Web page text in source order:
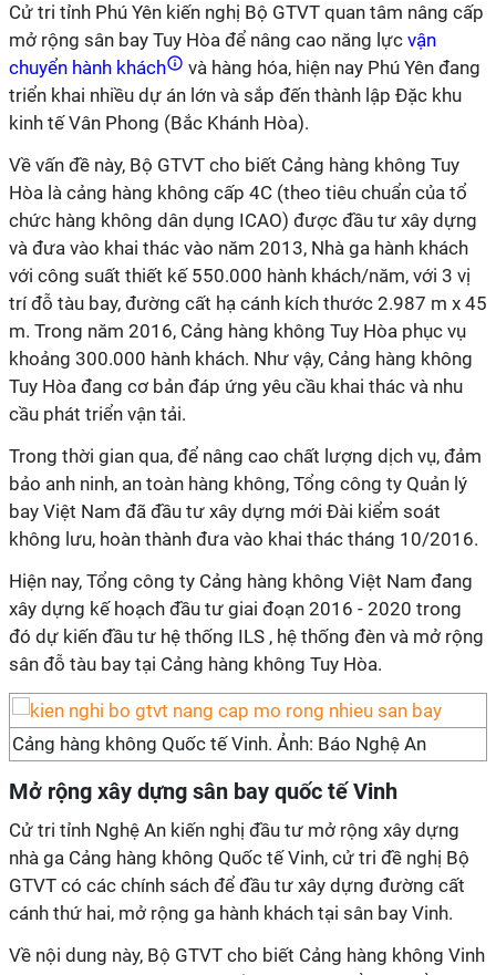
Cử tri tỉnh Phú Yên kiến nghị Bộ GTVT quan tâm nâng cấp
mở rộng sân bay Tuy Hòa để nâng cao năng lực vận
chuyển hành khách
và hàng hóa, hiện nay Phú Yên đang
triển khai nhiều dự án lớn và sắp đến thành lập Đặc khu
kinh tế Vân Phong (Bắc Khánh Hòa).
Về vấn đề này, Bộ GTVT cho biết Cảng hàng không Tuy
Hòa là cảng hàng không cấp 4C (theo tiêu chuẩn của tổ
chức hàng không dân dụng ICAO) được đầu tư xây dựng
và đưa vào khai thác vào năm 2013, Nhà ga hành khách
với công suất thiết kế 550.000 hành khách/năm, với 3 vị
trí đỗ tàu bay, đường cất hạ cánh kích thước 2.987 m x 45
m. Trong năm 2016, Cảng hàng không Tuy Hòa phục vụ
khoảng 300.000 hành khách. Như vậy, Cảng hàng không
Tuy Hòa đang cơ bản đáp ứng yêu cầu khai thác và nhu
cầu phát triển vận tải.
Trong thời gian qua, để nâng cao chất lượng dịch vụ, đảm
bảo anh ninh, an toàn hàng không, Tổng công ty Quản lý
bay Việt Nam đã đầu tư xây dựng mới Đài kiểm soát
không lưu, hoàn thành đưa vào khai thác tháng 10/2016.
Hiện nay, Tổng công ty Cảng hàng không Việt Nam đang
xây dựng kế hoạch đầu tư giai đoạn 2016 - 2020 trong
đó dự kiến đầu tư hệ thống ILS , hệ thống đèn và mở rộng
sân đỗ tàu bay tại Cảng hàng không Tuy Hòa.
Cảng hàng không Quốc tế Vinh. Ảnh: Báo Nghệ An
Mở rộng xây dựng sân bay quốc tế Vinh
Cử tri tỉnh Nghệ An kiến nghị đầu tư mở rộng xây dựng
nhà ga Cảng hàng không Quốc tế Vinh, cử tri đề nghị Bộ
GTVT có các chính sách để đầu tư xây dựng đường cất
cánh thứ hai, mở rộng ga hành khách tại sân bay Vinh.
Về nội dung này, Bộ GTVT cho biết Cảng hàng không Vinh